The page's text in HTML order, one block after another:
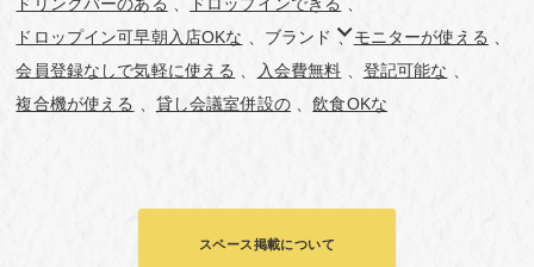
ドロップイン可早朝入店OKな
ブランド
モニターが使える
会員登録なしで気軽に使える
入会費無料
登記可能な
複合機が使える
貸し会議室併設の 飲食OKな
スペース掲載について